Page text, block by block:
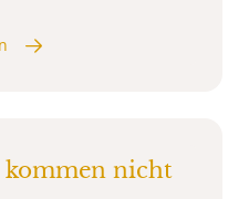
kommen nicht